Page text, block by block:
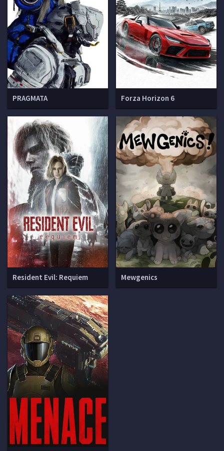
PRAGMATA Forza Horizon 6
Resident Evil: Requiem Mewgenics